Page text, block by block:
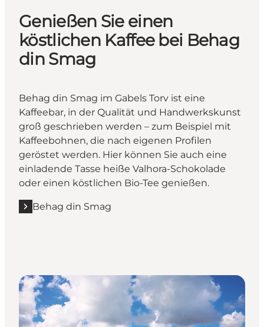
Genießen Sie einen
köstlichen Kaffee bei Behag
din Smag
Behag din Smag im Gabels Torv ist eine
Kaffeebar, in der Qualität und Handwerkskunst
groß geschrieben werden – zum Beispiel mit
Kaffeebohnen, die nach eigenen Profilen
geröstet werden. Hier können Sie auch eine
einladende Tasse heiße Valhora-Schokolade
oder einen köstlichen Bio-Tee genießen.
Behag din Smag